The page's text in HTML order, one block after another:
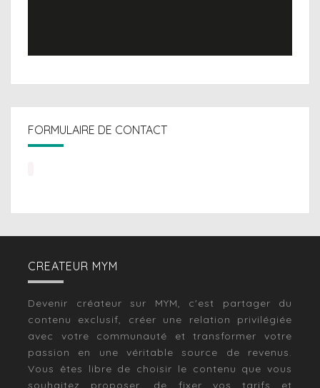
FORMULAIRE DE CONTACT
CREATEUR MYM
Devenir créateur sur MYM, c'est partager du
contenu exclusif, créer une relation privilégiée
avec votre communauté et transformer votre
passion en une véritable source de revenus.
Vous êtes libre de choisir le contenu que vous
souhaitez proposer, de fixer vos tarifs et